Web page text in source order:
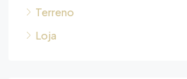
Terreno
Loja